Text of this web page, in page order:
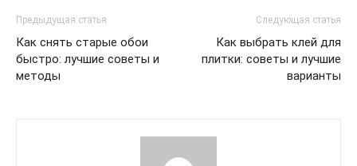
Предыдущая статья
Как снять старые обои
быстро: лучшие советы и
методы
Следующая статья
Как выбрать клей для
плитки: советы и лучшие
варианты